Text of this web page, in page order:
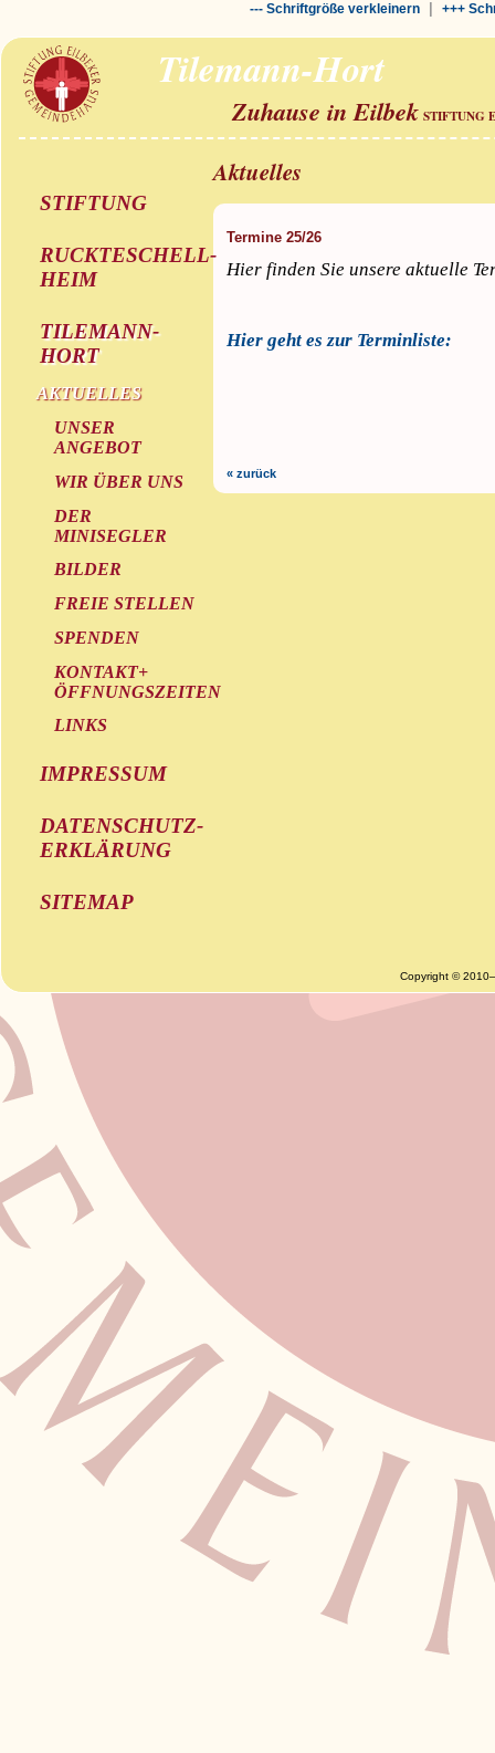
--- Schriftgröße verkleinern| +++
Tilemann-Hort
Zuhause in Eilbek STIFTUNG
STIFTUNG
RUCKTESCHELL-
HEIM
TILEMANN-
HORT
AKTUELLES
UNSER
ANGEBOT
WIR ÜBER UNS
DER
MINISEGLER
BILDER
FREIE STELLEN
SPENDEN
KONTAKT+
ÖFFNUNGSZEITEN
LINKS
IMPRESSUM
DATENSCHUTZ-
ERKLÄRUNG
SITEMAP
Aktuelles
Termine 25/26
Hier finden Sie unsere aktuelle
Hier geht es zur Terminliste:
« zurück
Copyright ©